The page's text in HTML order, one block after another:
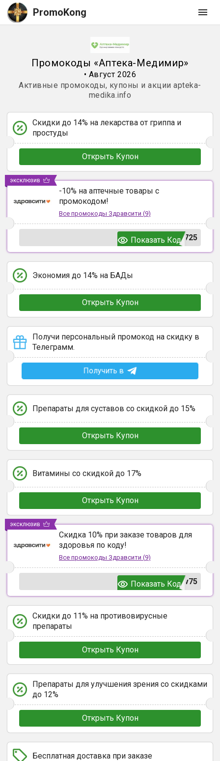
PromoKong
Промокоды «Аптека-Медимир»
• Август 2026
Активные промокоды, купоны и акции apteka-
medika.info
Скидки до 14% на лекарства от гриппа и
простуды
Открыть Купон
-10% на аптечные товары с
промокодом!
Все промокоды Здравсити (9)
725
Показать Код
эксклюзив
Экономия до 14% на БАДы
Открыть Купон
Получи персональный промокод на скидку в
Телеграмм.
Получить в
Препараты для суставов со скидкой до 15%
Открыть Купон
Витамины со скидкой до 17%
Открыть Купон
Скидка 10% при заказе товаров для
здоровья по коду!
Все промокоды Здравсити (9)
v75
Показать Код
эксклюзив
Скидки до 11% на противовирусные
препараты
Открыть Купон
Препараты для улучшения зрения со скидками
до 12%
Открыть Купон
Бесплатная доставка при заказе